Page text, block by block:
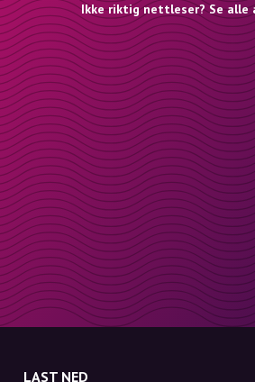
Ikke riktig nettleser? Se alle
LAST NED